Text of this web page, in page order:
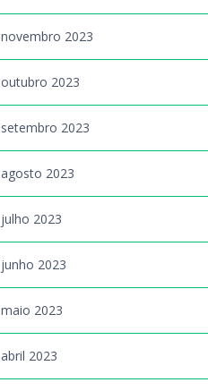
novembro 2023
outubro 2023
setembro 2023
agosto 2023
julho 2023
junho 2023
maio 2023
abril 2023